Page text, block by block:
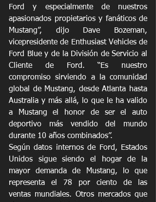
Ford y especialmente de nuestros
apasionados propietarios y fanáticos de
Mustang”, dijo Dave Bozeman,
vicepresidente de Enthusiast Vehicles de
Ford Blue y de la División de Servicio al
Cliente de Ford. “Es nuestro
compromiso sirviendo a la comunidad
global de Mustang, desde Atlanta hasta
Australia y más allá, lo que le ha valido
a Mustang el honor de ser el auto
deportivo más vendido del mundo
durante 10 años combinados”.
Según datos internos de Ford, Estados
Unidos sigue siendo el hogar de la
mayor demanda de Mustang, lo que
representa el 78 por ciento de las
ventas mundiales. Otros mercados que